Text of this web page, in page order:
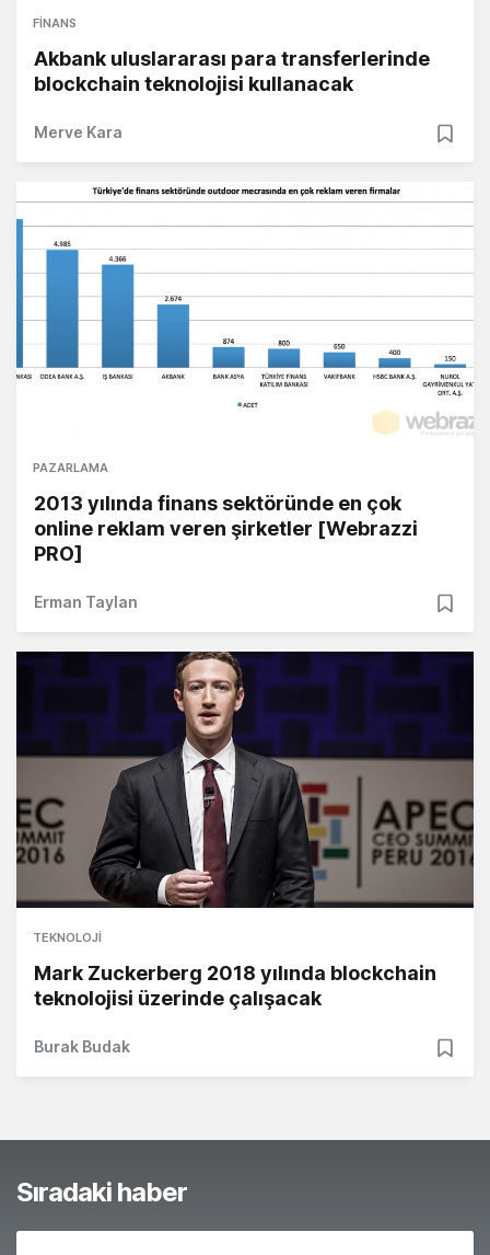
FINANS
Akbank uluslararası para transferlerinde
blockchain teknolojisi kullanacak
Merve Kara
PAZARLAMA
2013 yılında finans sektöründe en çok
online reklam veren şirketler [Webrazzi
PRO]
Erman Taylan
TEKNOLOJI
Mark Zuckerberg 2018 yılında blockchain
teknolojisi üzerinde çalışacak
Burak Budak
Sıradaki haber